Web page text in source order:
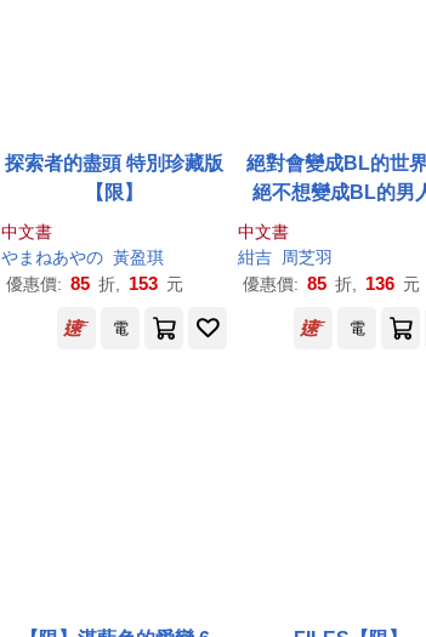
探索者的盡頭 特別珍藏版
【限】
中文書
やまねあやの 黃盈琪
優惠價: 85 折, 153 元
絕對會變成BL的世
絕不想變成BL的男
中文書
紺吉
周芝羽
優惠價: 85 折, 136 元
電 電